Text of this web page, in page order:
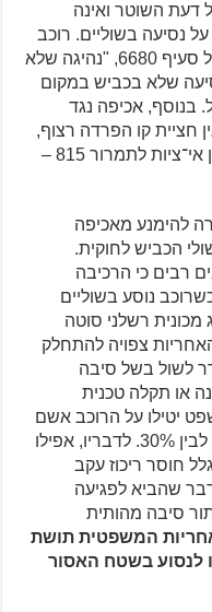
דעת השוטר ואינה
נסיעה בשוליים. רוכב
החורג מהתנאים צפוי לדו"ח לפי סמל סעיף 6680, "נהיגה שלא
שלא בכביש במקום
בנוסף, אכיפה נגד
חציית קו הפרדה רצוף,
לרבות נסיעה בשול השמאלי, וכן בגין אי־ציות לתמרור 815 –
להימנע מאכיפה
הכביש לחוקית.
רבים כי הרכיבה
נוסע בשוליים
10 קמ"ש, ונהג מכונית רשלני סוטה
האחריות צפויה להתחלק
לשול בשל סיבה
או תקלה טכנית
יטילו על הרוכב אשם
תורם מינימלי, בשיעורים שבין 10% לבין 30%. לדבריו, אפילו
חוסר ריכוז עקב
שהביא לפגיעה
סיבה מהותית
המשפטית תושת
לנסוע בשטח האסור